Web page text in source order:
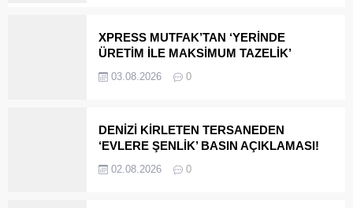
XPRESS MUTFAK’TAN ‘YERİNDE
ÜRETİM İLE MAKSİMUM TAZELİK’
03.08.2026 0
DENİZİ KİRLETEN TERSANEDEN
‘EVLERE ŞENLİK’ BASIN AÇIKLAMASI!
02.08.2026 0